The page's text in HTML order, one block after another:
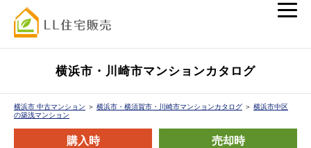
横浜市・川崎市マンションカタログ
横浜市 中古マンション ＞ 横浜市・横須賀市・川崎市マンションカタログ ＞ 横浜市中区
の築浅マンション
購入時 売却時